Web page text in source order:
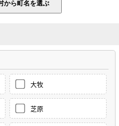
大牧
芝原